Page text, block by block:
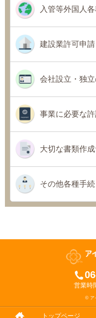
入管等外国人
建設業許可申請
会社設立・独
事業に必要な
大切な書類作成
その他各種手続
営業時
© ア
トップページ